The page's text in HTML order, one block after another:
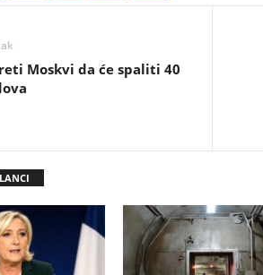
Moskvi da će spaliti 40